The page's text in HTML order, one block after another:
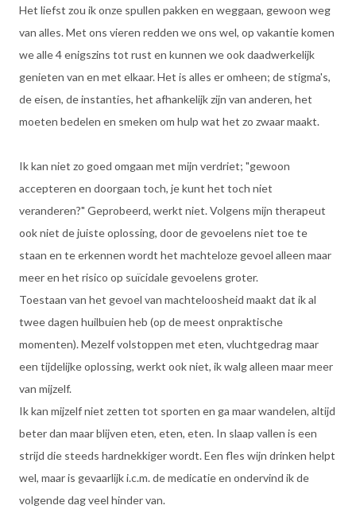
Het liefst zou ik onze spullen pakken en weggaan, gewoon weg
van alles. Met ons vieren redden we ons wel, op vakantie komen
we alle 4 enigszins tot rust en kunnen we ook daadwerkelijk
genieten van en met elkaar. Het is alles er omheen; de stigma's,
de eisen, de instanties, het afhankelijk zijn van anderen, het
moeten bedelen en smeken om hulp wat het zo zwaar maakt.
Ik kan niet zo goed omgaan met mijn verdriet; "gewoon
accepteren en doorgaan toch, je kunt het toch niet
veranderen?" Geprobeerd, werkt niet. Volgens mijn therapeut
ook niet de juiste oplossing, door de gevoelens niet toe te
staan en te erkennen wordt het machteloze gevoel alleen maar
meer en het risico op suïcidale gevoelens groter.
Toestaan van het gevoel van machteloosheid maakt dat ik al
twee dagen huilbuien heb (op de meest onpraktische
momenten). Mezelf volstoppen met eten, vluchtgedrag maar
een tijdelijke oplossing, werkt ook niet, ik walg alleen maar meer
van mijzelf.
Ik kan mijzelf niet zetten tot sporten en ga maar wandelen, altijd
beter dan maar blijven eten, eten, eten. In slaap vallen is een
strijd die steeds hardnekkiger wordt. Een fles wijn drinken helpt
wel, maar is gevaarlijk i.c.m. de medicatie en ondervind ik de
volgende dag veel hinder van.